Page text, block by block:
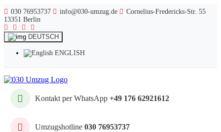
030 76953737 info@030-umzug.de
Cornelius-Fredericks-Str. 55
13351 Berlin
DEUTSCH
ENGLISH
Kontakt per WhatsApp +49 176 62921612
Umzugshotline 030 76953737